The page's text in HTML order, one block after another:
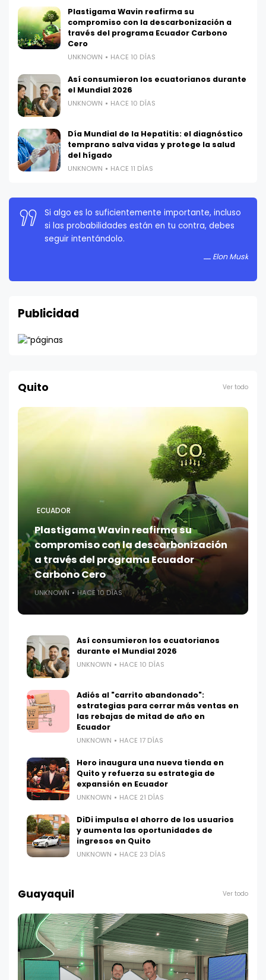
Plastigama Wavin reafirma su
compromiso con la descarbonización a
través del programa Ecuador Carbono
Cero
UNKNOWN HACE 10 DÍAS
Así consumieron los ecuatorianos durante
el Mundial 2026
UNKNOWN HACE 10 DÍAS
Día Mundial de la Hepatitis: el diagnóstico
temprano salva vidas y protege la salud
del hígado
UNKNOWN HACE 11 DÍAS
La persistencia es muy importante. No debes
rendirte a menos que estés obligado a rendirte.
Publicidad
Quito Ver todo
ECUADOR
Plastigama Wavin reafirma su
compromiso con la descarbonización
a través del programa Ecuador
Carbono Cero
UNKNOWN HACE 10 DÍAS
Así consumieron los ecuatorianos
durante el Mundial 2026
UNKNOWN HACE 10 DÍAS
Adiós al "carrito abandonado":
estrategias para cerrar más ventas en
las rebajas de mitad de año en
Ecuador
UNKNOWN HACE 17 DÍAS
Hero inaugura una nueva tienda en
Quito y refuerza su estrategia de
expansión en Ecuador
UNKNOWN HACE 21 DÍAS
DiDi impulsa el ahorro de los usuarios
y aumenta las oportunidades de
ingresos en Quito
UNKNOWN HACE 23 DÍAS
Guayaquil Ver todo